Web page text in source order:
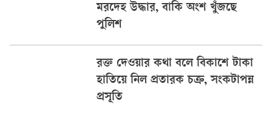
মরদেহ উদ্ধার, বাকি অংশ খুঁজছে
পুলিশ
রক্ত দেওয়ার কথা বলে বিকাশে টাকা
হাতিয়ে নিল প্রতারক চক্র, সংকটাপন্ন
প্রসূতি